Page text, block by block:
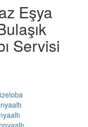
Eşya
Servisi